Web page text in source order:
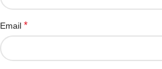
Email *